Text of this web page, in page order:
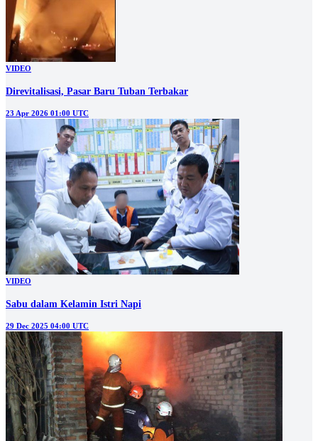
VIDEO
Direvitalisasi, Pasar Baru Tuban Terbakar
23 Apr 2026 01:00 UTC
VIDEO
Sabu dalam Kelamin Istri Napi
29 Dec 2025 04:00 UTC